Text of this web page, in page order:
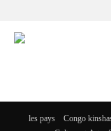
les pays Congo